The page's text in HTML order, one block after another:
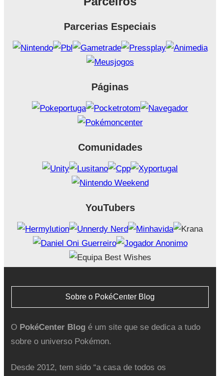
Parcerias Especiais
Páginas
Comunidades
YouTubers
Sobre o PokéCenter Blog
O PokéCenter Blogé um site que se dedica a tudo
sobre o universo Pokémon.
Desde 2012, tem sido “a casa de todos os